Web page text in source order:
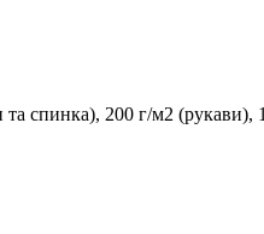
спинка), 200 г/м2 (рукави),